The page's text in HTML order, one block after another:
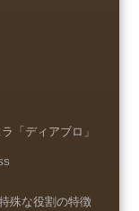
「ディアブロ」
殊な役割の特徴